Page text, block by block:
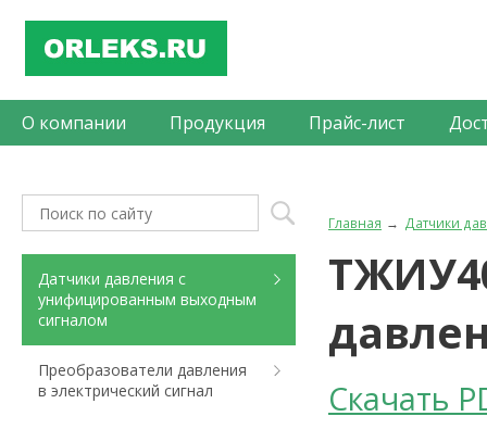
О компании Продукция Прайс-лист
Главная Датчики
Скачать
Датчики давления с
унифицированным выходным
сигналом
Преобразователи давления
в электрический сигнал